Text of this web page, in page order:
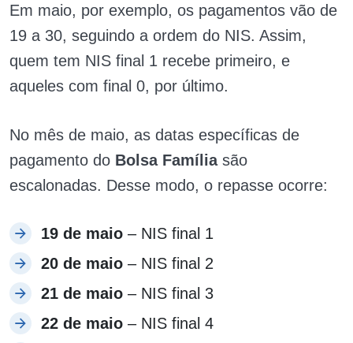
Em maio, por exemplo, os pagamentos vão de
19 a 30, seguindo a ordem do NIS. Assim,
quem tem NIS final 1 recebe primeiro, e
aqueles com final 0, por último.
No mês de maio, as datas específicas de
pagamento do Bolsa Famíliasão
escalonadas. Desse modo, o repasse ocorre:
19 de maio – NIS final 1
20 de maio – NIS final 2
21 de maio – NIS final 3
22 de maio – NIS final 4